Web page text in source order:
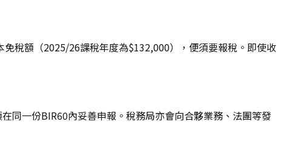
稅額（2025/26課稅年度為$132,000），便須要報稅。即使收
同一份BIR60內妥善申報。稅務局亦會向合夥業務、法團等發